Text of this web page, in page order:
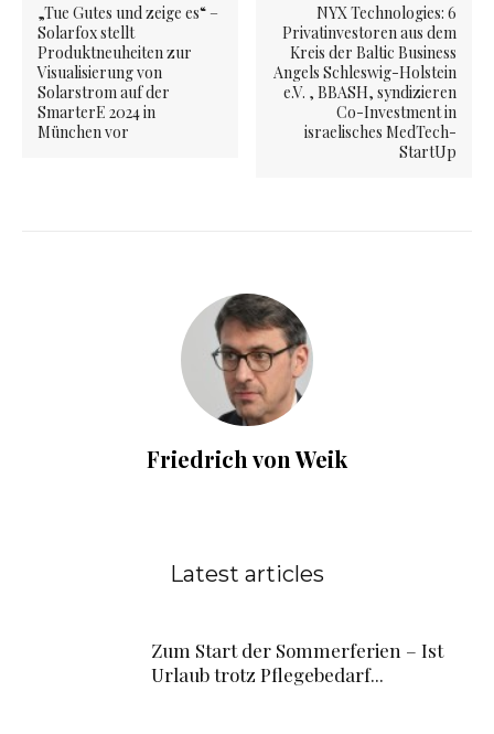
„Tue Gutes und zeige es“ –
Solarfox stellt
Produktneuheiten zur
Visualisierung von
Solarstrom auf der
SmarterE 2024 in
München vor
NYX Technologies: 6
Privatinvestoren aus dem
Kreis der Baltic Business
Angels Schleswig-Holstein
e.V. , BBASH, syndizieren
Co-Investment in
israelisches MedTech-
StartUp
Friedrich von Weik
Latest articles
Zum Start der Sommerferien – Ist
Urlaub trotz Pflegebedarf...